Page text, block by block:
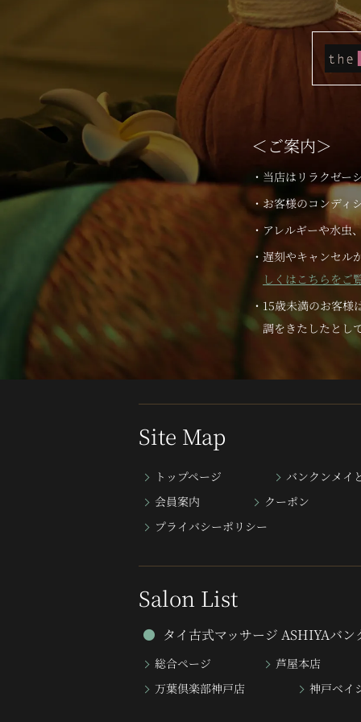
＜ご案内＞
・当店はリラクゼー
・お客様のコンディ
・アレルギーや水虫
・遅刻やキャンセル
しくはこちらをご
・15歳未満のお客
調をきたしたとし
Site Map
トップページ
バンクンメイ
会員案内
クーポン
プライバシーポリシー
Salon List
タイ古式マッサージ ASHIYAバン
総合ページ
芦屋本店
万葉倶楽部神戸店
神戸ベイ